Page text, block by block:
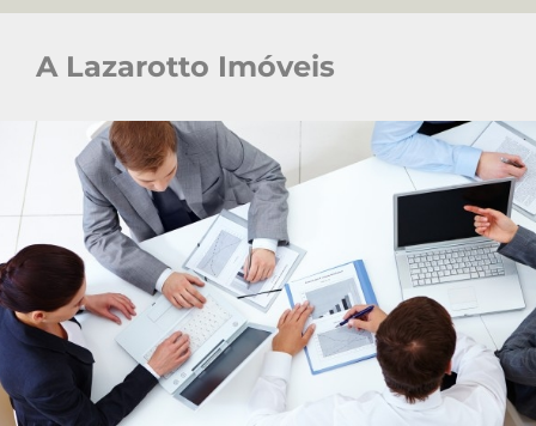
CONTATO
Favoritos
Cadastre seu imóvel
Área do Cliente
Vendas: (41)
A Lazarotto Imóveis